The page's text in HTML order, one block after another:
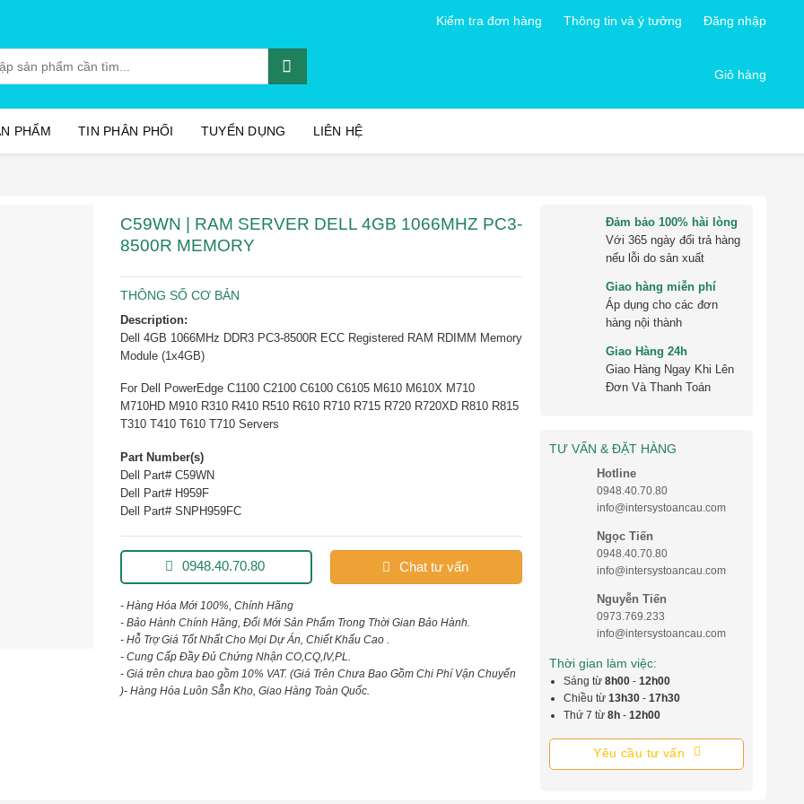
Kiểm tra đơn hàng Thông tin và ý tưởng Đăng nhập
Giỏ hàng
PHẨM TIN PHÂN PHỐI TUYỂN DỤNG LIÊN HỆ
C59WN | RAM SERVER DELL 4GB 1066MHZ PC3-
8500R MEMORY
THÔNG SỐ CƠ BẢN
Description:
Dell 4GB 1066MHz DDR3 PC3-8500R ECC Registered RAM RDIMM Memory
Module (1x4GB)
For Dell PowerEdge C1100 C2100 C6100 C6105 M610 M610X M710
M710HD M910 R310 R410 R510 R610 R710 R715 R720 R720XD R810 R815
T310 T410 T610 T710 Servers
Part Number(s)
Dell Part# C59WN
Dell Part# H959F
Dell Part# SNPH959FC
0948.40.70.80 Chat tư vấn
- Hàng Hóa Mới 100%, Chính Hãng
- Bảo Hành Chính Hãng, Đổi Mới Sản Phẩm Trong Thời Gian Bảo Hành.
- Hỗ Trợ Giá Tốt Nhất Cho Mọi Dự Án, Chiết Khấu Cao .
- Cung Cấp Đầy Đủ Chứng Nhận CO,CQ,IV,PL.
- Giá trên chưa bao gồm 10% VAT. (Giá Trên Chưa Bao Gồm Chi Phí Vận Chuyển
)- Hàng Hóa Luôn Sẵn Kho, Giao Hàng Toàn Quốc.
Đảm bảo 100% hài lòng
Với 365 ngày đổi trả hàng
nếu lỗi do sản xuất
Giao hàng miễn phí
Áp dụng cho các đơn
hàng nội thành
Giao Hàng 24h
Giao Hàng Ngay Khi Lên
Đơn Và Thanh Toán
TƯ VẤN & ĐẶT HÀNG
Hotline
0948.40.70.80
info@intersystoancau.com
Ngọc Tiến
0948.40.70.80
info@intersystoancau.com
Nguyễn Tiến
0973.769.233
info@intersystoancau.com
Thời gian làm việc:
Sáng từ 8h00- 12h00
Chiều từ 13h30- 17h30
Thứ 7 từ 8h- 12h00
Yêu cầu tư vấn